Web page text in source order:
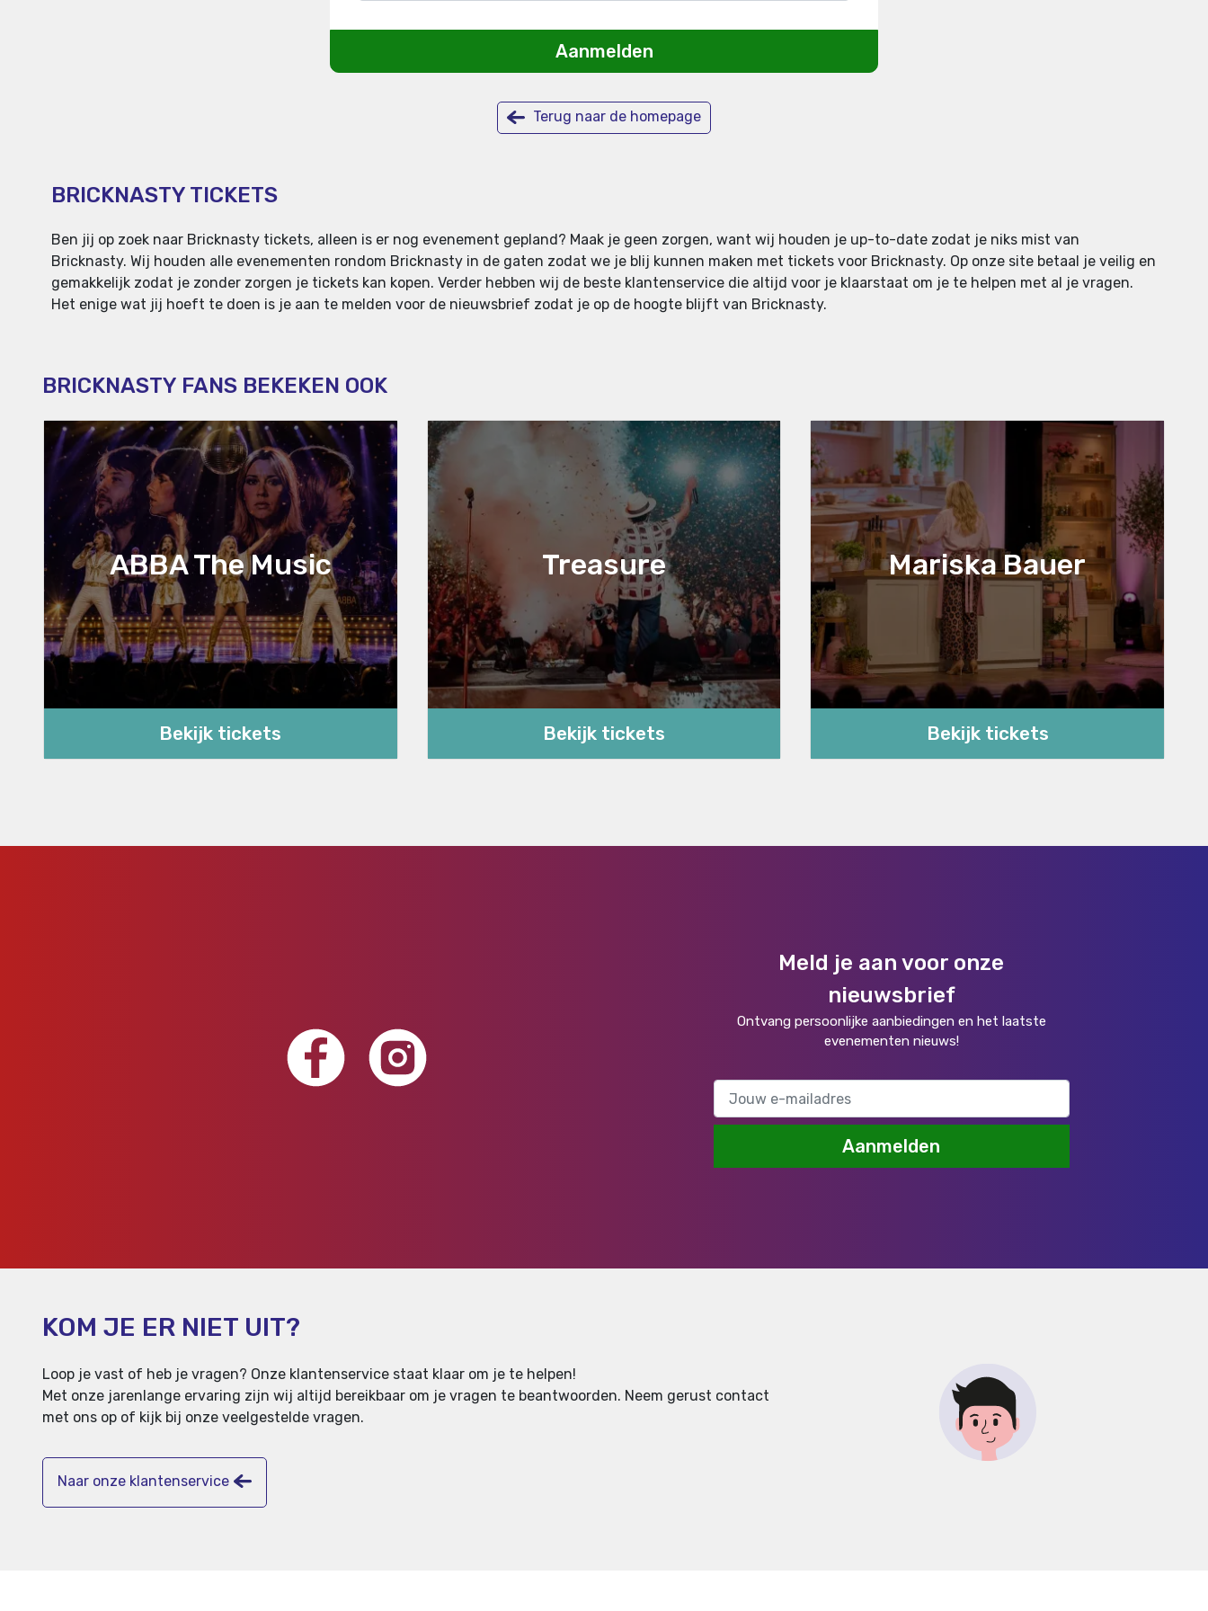
Aanmelden
Terug naar de homepage
BRICKNASTY TICKETS
Ben jij op zoek naar Bricknasty tickets, alleen is er nog evenement gepland? Maak je geen zorgen, want wij houden je up-to-date zodat je niks mist van
Bricknasty. Wij houden alle evenementen rondom Bricknasty in de gaten zodat we je blij kunnen maken met tickets voor Bricknasty. Op onze site betaal je veilig en
gemakkelijk zodat je zonder zorgen je tickets kan kopen. Verder hebben wij de beste klantenservice die altijd voor je klaarstaat om je te helpen met al je vragen.
Het enige wat jij hoeft te doen is je aan te melden voor de nieuwsbrief zodat je op de hoogte blijft van Bricknasty.
BRICKNASTY FANS BEKEKEN OOK
ABBA The Music
Bekijk tickets
Treasure
Bekijk tickets
Mariska Bauer
Bekijk tickets
Meld je aan voor onze
nieuwsbrief
Ontvang persoonlijke aanbiedingen en het laatste
evenementen nieuws!
Aanmelden
KOM JE ER NIET UIT?
Loop je vast of heb je vragen? Onze klantenservice staat klaar om je te helpen!
Met onze jarenlange ervaring zijn wij altijd bereikbaar om je vragen te beantwoorden. Neem gerust contact
met ons op of kijk bij onze veelgestelde vragen.
Naar onze klantenservice